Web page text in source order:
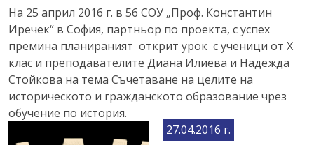
На 25 април 2016 г. в 56 СОУ „Проф. Константин
Иречек“ в София, партньор по проекта, с успех
премина планираният открит урок с ученици от Х
клас и преподавателите Диана Илиева и Надежда
Стойкова на тема Съчетаване на целите на
историческото и гражданското образование чрез
обучение по история.
27.04.2016 г.